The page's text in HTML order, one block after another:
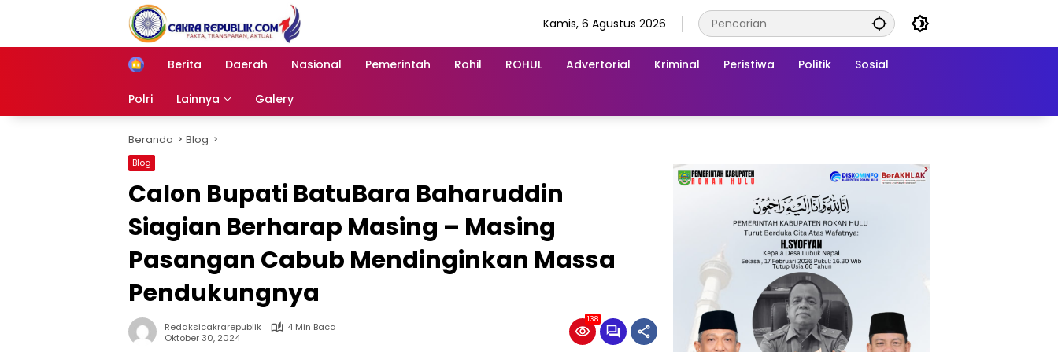
Kamis, 6 Agustus 2026
Berita Daerah Nasional Pemerintah Rohil ROHUL Advertorial Kriminal Peristiwa Politik Sosial
Polri Lainnya Galery
Beranda Blog
Blog
Calon Bupati BatuBara Baharuddin
Siagian Berharap Masing – Masing
Pasangan Cabub Mendinginkan Massa
Pendukungnya
Redaksicakrarepublik
4 Min Baca
Oktober 30, 2024
138